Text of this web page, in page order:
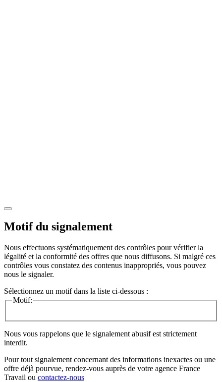
Motif du signalement
Nous effectuons systématiquement des contrôles pour vérifier la
légalité et la conformité des offres que nous diffusons. Si malgré ces
contrôles vous constatez des contenus inappropriés, vous pouvez
nous le signaler.
Sélectionnez un motif dans la liste ci-dessous :
Motif:
Nous vous rappelons que le signalement abusif est strictement
interdit.
Pour tout signalement concernant des informations inexactes ou une
offre déjà pourvue, rendez-vous auprès de votre agence France
Travail ou contactez-nous